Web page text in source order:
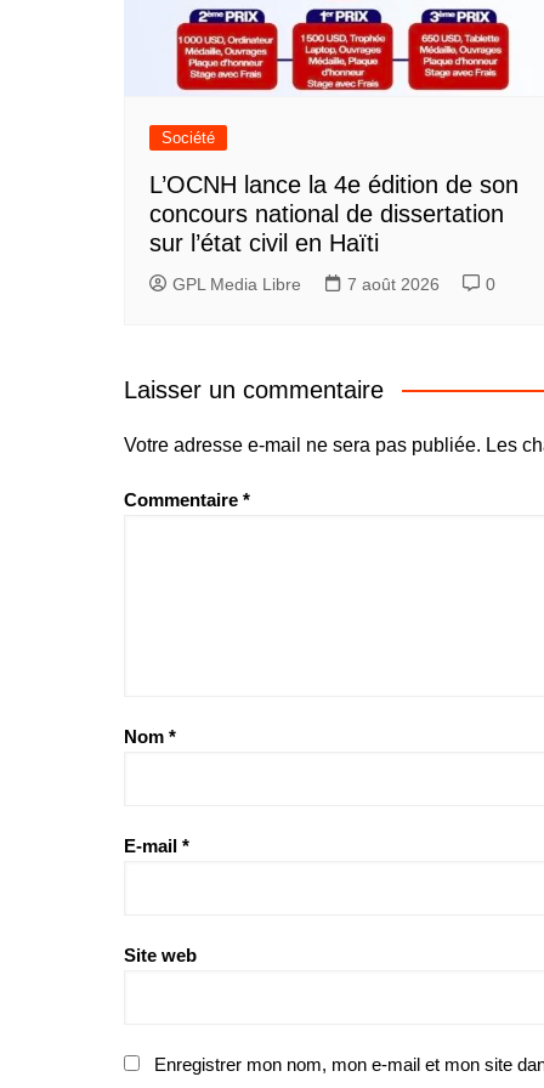
Société
L’OCNH lance la 4e édition de son
concours national de dissertation
sur l’état civil en Haïti
GPL Media Libre 7 août 2026 0
Laisser un commentaire
Votre adresse e-mail ne sera pas publiée. Les
Commentaire *
Nom *
E-mail *
Site web
Enregistrer mon nom, mon e-mail et mon site